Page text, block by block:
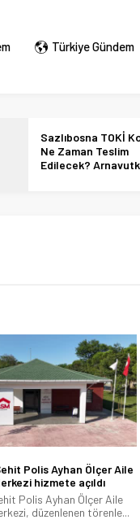
Türkiye Gündem
Sazlıbosna TOKİ
Ne Zaman Teslim
Edilecek?
Polis Ayhan Ölçer Aile
hizmete açıldı
Polis Ayhan Ölçer Aile
düzenlenen törenle...